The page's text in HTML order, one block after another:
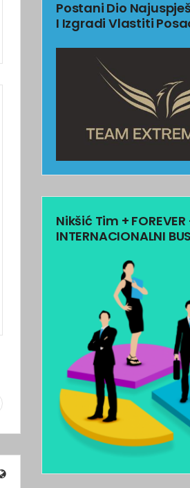
Postani Dio
I Izgradi Vlastiti
Nikšić Tim + FOREVER
INTERNACIONALNI